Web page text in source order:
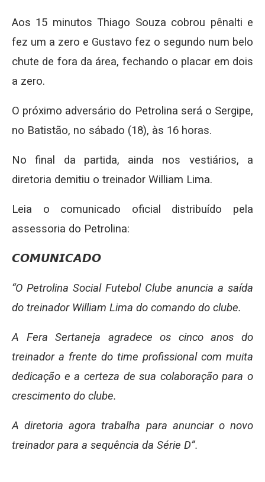
Aos 15 minutos Thiago Souza cobrou pênalti e
fez um a zero e Gustavo fez o segundo num belo
chute de fora da área, fechando o placar em dois
a zero.
O próximo adversário do Petrolina será o Sergipe,
no Batistão, no sábado (18), às 16 horas.
No final da partida, ainda nos vestiários, a
diretoria demitiu o treinador William Lima.
Leia o comunicado oficial distribuído pela
assessoria do Petrolina:
𝘾𝙊𝙈𝙐𝙉𝙄𝘾𝘼𝘿𝙊
“O Petrolina Social Futebol Clube anuncia a saída
do treinador William Lima do comando do clube.
A Fera Sertaneja agradece os cinco anos do
treinador a frente do time profissional com muita
dedicação e a certeza de sua colaboração para o
crescimento do clube.
A diretoria agora trabalha para anunciar o novo
treinador para a sequência da Série D”.